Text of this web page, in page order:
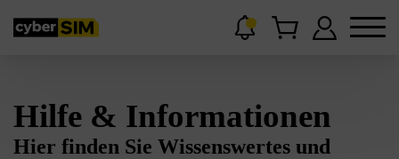
Hilfe & Informationen
Hier finden Sie Wissenswertes und